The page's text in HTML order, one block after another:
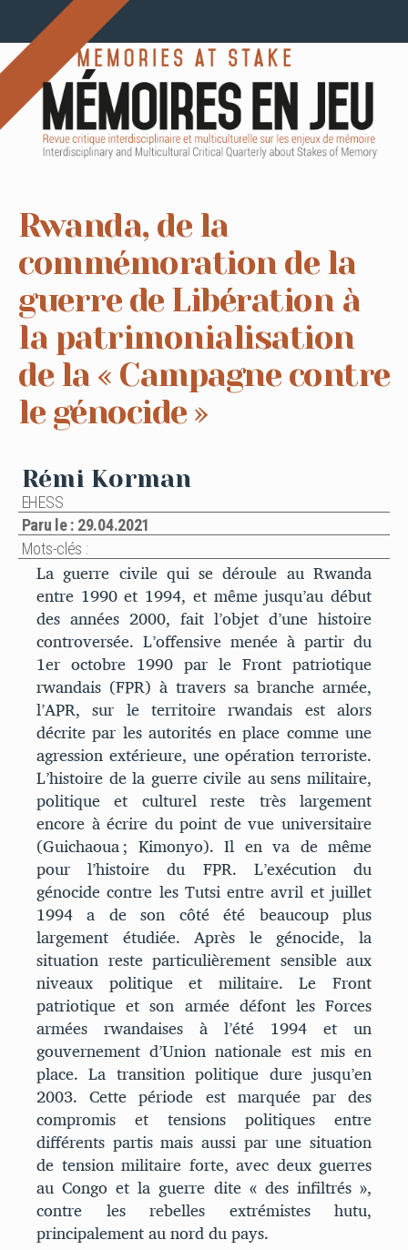
Rwanda, de la
commémoration de la
guerre de Libération à
la patrimonialisation
de la « Campagne contre
le génocide »
Rémi Korman
EHESS
Paru le : 29.04.2021
Mots-clés :
La guerre civile qui se déroule au Rwanda
entre 1990 et 1994, et même jusqu’au début
des années 2000, fait l’objet d’une histoire
controversée. L’offensive menée à partir du
1er octobre 1990 par le Front patriotique
rwandais (FPR) à travers sa branche armée,
l’APR, sur le territoire rwandais est alors
décrite par les autorités en place comme une
agression extérieure, une opération terroriste.
L’histoire de la guerre civile au sens militaire,
politique et culturel reste très largement
encore à écrire du point de vue universitaire
(Guichaoua ; Kimonyo). Il en va de même
pour l’histoire du FPR. L’exécution du
génocide contre les Tutsi entre avril et juillet
1994 a de son côté été beaucoup plus
largement étudiée. Après le génocide, la
situation reste particulièrement sensible aux
niveaux politique et militaire. Le Front
patriotique et son armée défont les Forces
armées rwandaises à l’été 1994 et un
gouvernement d’Union nationale est mis en
place. La transition politique dure jusqu’en
2003. Cette période est marquée par des
compromis et tensions politiques entre
différents partis mais aussi par une situation
de tension militaire forte, avec deux guerres
au Congo et la guerre dite « des infiltrés »,
contre les rebelles extrémistes hutu,
principalement au nord du pays.